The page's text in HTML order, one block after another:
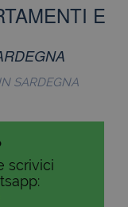
E
SARDEGNA
scrivici